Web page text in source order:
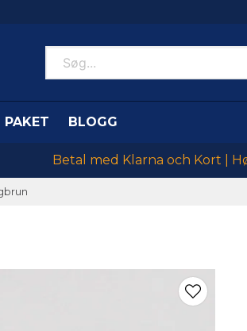
PAKET BLOGG
Betal med Klarna och Kort |